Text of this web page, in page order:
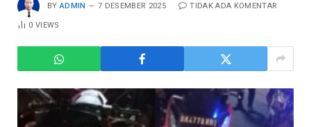
BY ADMIN 7 DESEMBER 2025 TIDAK ADA KOMENTAR
0VIEWS